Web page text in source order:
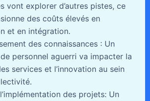
vont explorer d’autres pistes, ce
des coûts élevés en
et en intégration.
des connaissances : Un
personnel aguerri va impacter la
services et l’innovation au sein
des projets: Un